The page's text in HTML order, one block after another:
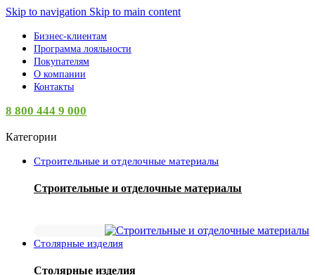
Skip to navigation Skip to main content
Бизнес-клиентам
Программа лояльности
Покупателям
О компании
Контакты
8 800 444 9 000
Категории
Строительные и отделочные материалы
Строительные и отделочные материалы
Столярные изделия
Столярные изделия